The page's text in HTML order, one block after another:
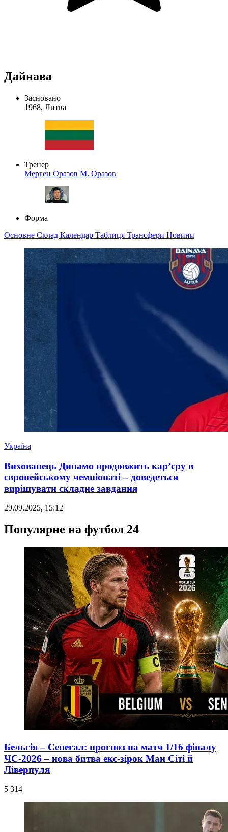
Дайнава
Засновано
1968, Литва
Тренер
Мерген Оразов М. Оразов
Форма
Основне Склад Календар Таблиця Трансфери Новини
Україна
Вихованець Динамо продовжить кар’єру в
європейському чемпіонаті – доведеться
вирішувати складне завдання
29.09.2025, 15:12
Популярне на футбол 24
Бельгія – Сенегал: прогноз на матч 1/16 фіналу
ЧС-2026 – нова битва екс-зірок Ман Сіті й
Ліверпуля
5 314